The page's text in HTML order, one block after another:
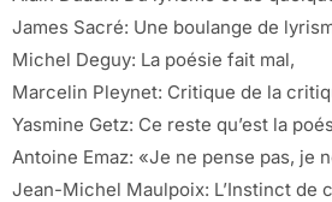
James Sacré: Une boulange de
Michel Deguy: La poésie fait mal,
Marcelin Pleynet: Critique de la
Yasmine Getz: Ce reste qu’est la
Antoine Emaz: «Je ne pense pas, je
Jean-Michel Maulpoix: L’Instinct de